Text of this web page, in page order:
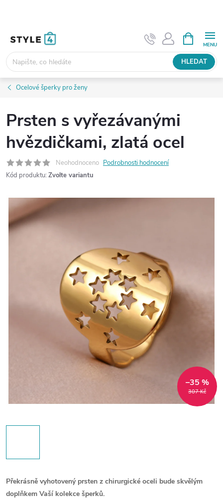
HLEDAT
NÁKUPNÍ
KOŠÍK
Ocelové šperky pro ženy
Prsten s vyřezávanými
hvězdičkami, zlatá ocel
Neohodnoceno Podrobnosti hodnocení
Kód produktu: Zvolte variantu
307 Kč
–35 %
Překrásně vyhotovený prsten z chirurgické oceli bude skvělým
doplňkem Vaší kolekce šperků.